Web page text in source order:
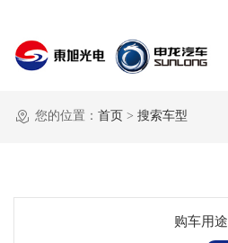
您的位置： 首页 > 搜索车型
购车用途